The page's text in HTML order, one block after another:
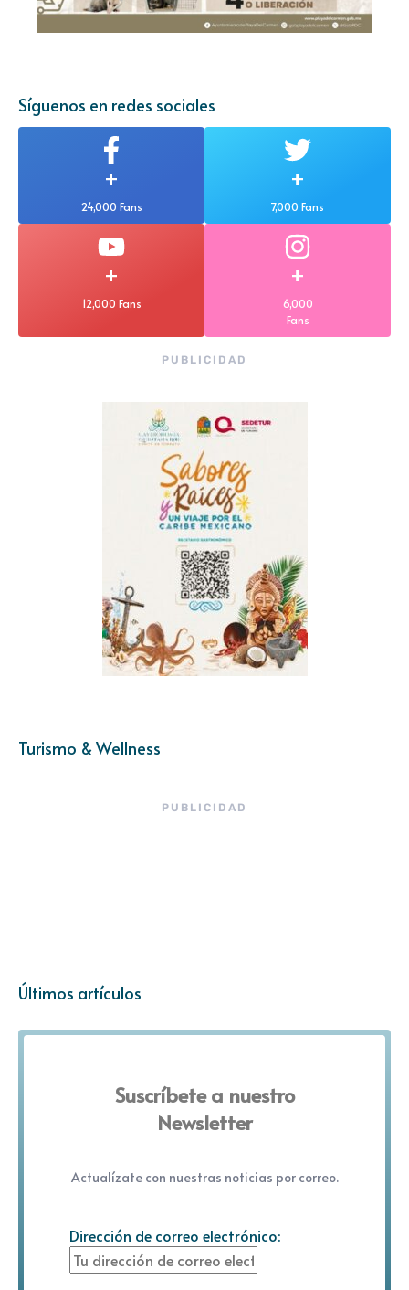
Síguenos en redes sociales
+
24,000 Fans
+
7,000 Fans
+
12,000 Fans
+
6,000
Fans
PUBLICIDAD
Turismo & Wellness
PUBLICIDAD
Últimos artículos
Suscríbete a nuestro
Newsletter
Actualízate con nuestras noticias por correo.
Dirección de correo electrónico: